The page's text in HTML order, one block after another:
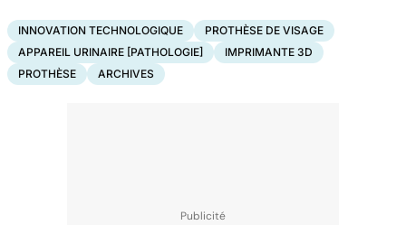
INNOVATION TECHNOLOGIQUE
PROTHÈSE DE VISAGE
APPAREIL URINAIRE [PATHOLOGIE]
IMPRIMANTE 3D
PROTHÈSE
ARCHIVES